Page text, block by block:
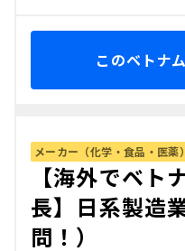
このベトナ
メーカー（化学・食品・医薬）
【海外でベト
長】日系製造
問！）